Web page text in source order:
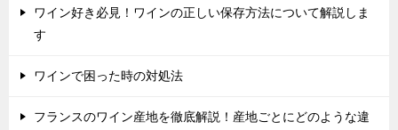
ワイン好き必見！ワインの正しい保存方法について解説しま
す
ワインで困った時の対処法
フランスのワイン産地を徹底解説！産地ごとにどのような違